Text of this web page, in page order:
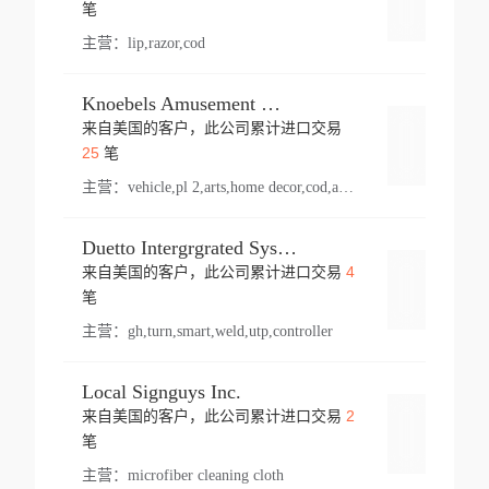
笔
主营： lip,razor,cod
Knoebels Amusement Resort
来自美国的客户，此公司累计进口交易
25笔
主营： vehicle,pl 2,arts,home decor,cod,amusement ride,sea
Duetto Intergrgrated Systems Inc.
来自美国的客户，此公司累计进口交易 4
笔
主营： gh,turn,smart,weld,utp,controller
Local Signguys Inc.
来自美国的客户，此公司累计进口交易 2
笔
主营： microfiber cleaning cloth